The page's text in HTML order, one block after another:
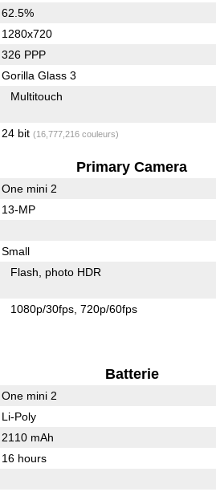
62.5%
1280x720
326 PPP
Gorilla Glass 3
Multitouch
24 bit (16,777,216 couleurs)
Primary Camera
One mini 2
13-MP
Small
Flash photo HDR
1080p/30fps 720p/60fps
Batterie
One mini 2
Li-Poly
2110 mAh
16 hours